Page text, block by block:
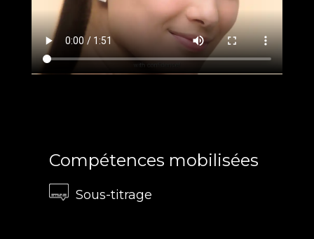
Compétences mobilisées
Sous-titrage